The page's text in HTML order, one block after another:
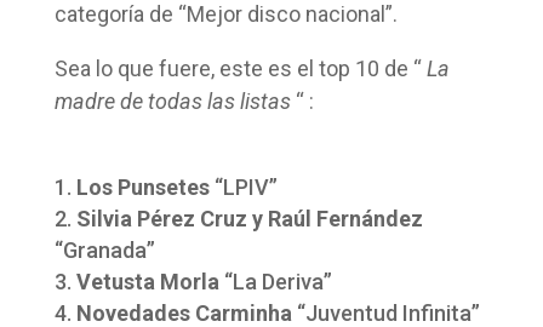
categoría de “Mejor disco nacional”.
Sea lo que fuere, este es el top 10 de “La
madre de todas las listas“ :
Los Punsetes“LPIV”
Silvia Pérez Cruz y Raúl Fernández
“Granada”
Vetusta Morla “La Deriva”
Novedades Carminha “Juventud Infinita”